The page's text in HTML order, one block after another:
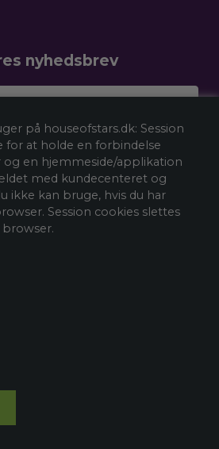
på houseofstars.dk: Session
for at holde en forbindelse
en hjemmeside/applikation
med kundecenteret og
ikke kan bruge, hvis du har
Session cookies slettes
browser.
nyhedsbrev
mig nyhedsbrevet
accepterer du vores
din adfærd, når du besøger vores